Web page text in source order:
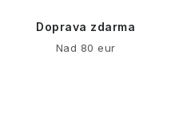
Doprava zdarma
Nad 80 eur